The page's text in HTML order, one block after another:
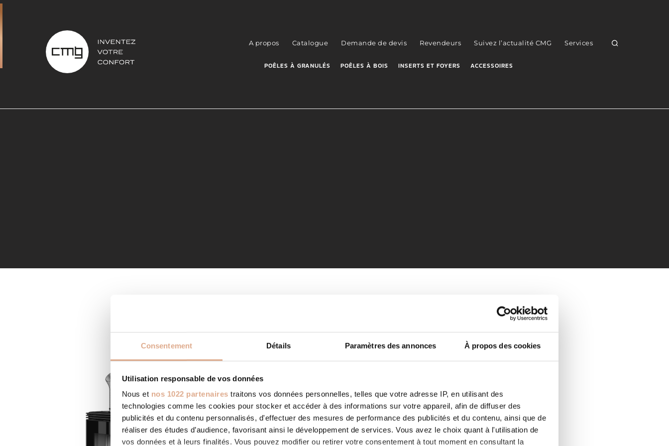
Consentement Détails Paramètres des annonces À propos des cookies
Utilisation responsable de vos données
Nous et nos 1022 partenaires traitons vos données personnelles, telles que votre adresse IP, en utilisant des
technologies comme les cookies pour stocker et accéder à des informations sur votre appareil, afin de diffuser des
publicités et du contenu personnalisés, d'effectuer des mesures de performance des publicités et du contenu, ainsi que de
réaliser des études d’audience, favorisant ainsi le développement de services. Vous avez le choix quant à l'utilisation de
vos données et à leurs finalités. Vous pouvez modifier ou retirer votre consentement à tout moment en consultant la
A propos Catalogue Demande de devis Revendeurs Suivez l’actualité CMG Services
POÊLES À GRANULÉS POÊLES À BOIS INSERTS ET FOYERS ACCESSOIRES